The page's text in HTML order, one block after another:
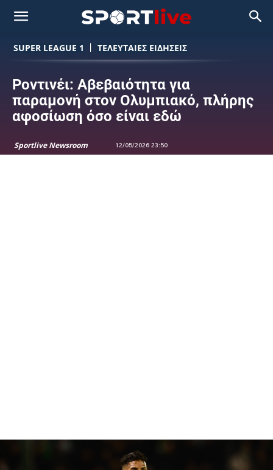
SUPER LEAGUE 1 ΤΕΛΕΥΤΑΙΕΣ ΕΙΔΗΣΕΙΣ
Ροντινέι: Αβεβαιότητα για
παραμονή στον Ολυμπιακό, πλήρης
αφοσίωση όσο είναι εδώ
Sportlive Newsroom 12/05/2026 23:50